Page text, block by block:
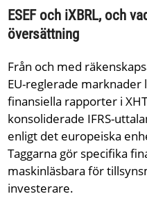
ESEF och iXBRL, och
översättning
Från och med
EU-reglerade marknader
finansiella rapporter i
konsoliderade IFRS-
enligt det europeiska
Taggarna gör specifika
maskinläsbara för
investerare.